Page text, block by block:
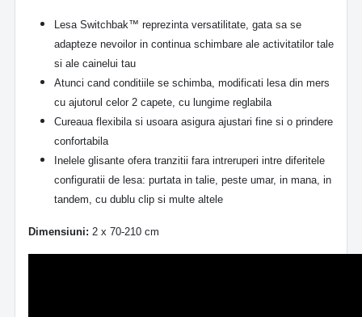
Lesa Switchbak™ reprezinta versatilitate, gata sa se
adapteze nevoilor in continua schimbare ale activitatilor tale
si ale cainelui tau
Atunci cand conditiile se schimba, modificati lesa din mers
cu ajutorul celor 2 capete, cu lungime reglabila
Cureaua flexibila si usoara asigura ajustari fine si o prindere
confortabila
Inelele glisante ofera tranzitii fara intreruperi intre diferitele
configuratii de lesa: purtata in talie, peste umar, in mana, in
tandem, cu dublu clip si multe altele
Dimensiuni: 2 x 70-210 cm